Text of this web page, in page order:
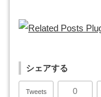
シェアする
Tweets 0